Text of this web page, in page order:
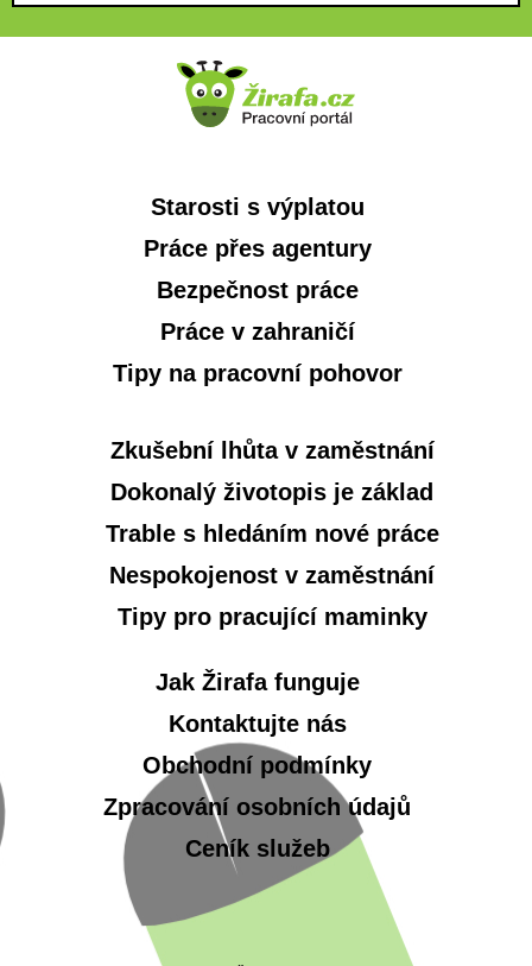
Starosti s výplatou
Práce přes agentury
Bezpečnost práce
Práce v zahraničí
Tipy na pracovní pohovor
Zkušební lhůta v zaměstnání
Dokonalý životopis je základ
Trable s hledáním nové práce
Nespokojenost v zaměstnání
Tipy pro pracující maminky
Jak Žirafa funguje
Kontaktujte nás
Obchodní podmínky
Zpracování osobních údajů
Ceník služeb